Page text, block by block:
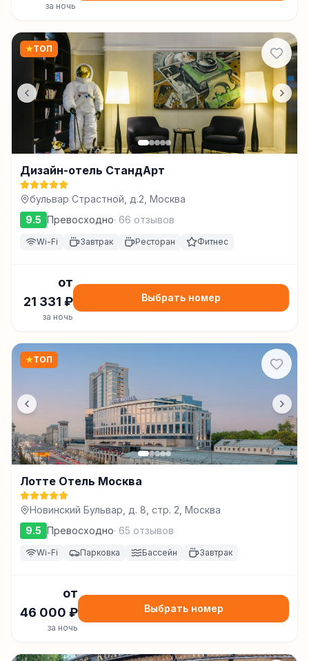
за ночь
★ТОП
Дизайн-отель СтандАрт
бульвар Страстной, д.2, Москва
9.5 Превосходно· 66 отзывов
Wi-Fi Завтрак Ресторан Фитнес
от
21 331 ₽
за ночь
Выбрать номер
★ТОП
Лотте Отель Москва
Новинский Бульвар, д. 8, стр. 2, Москва
9.5 Превосходно· 65 отзывов
Wi-Fi Парковка Бассейн Завтрак
от
46 000 ₽
за ночь
Выбрать номер